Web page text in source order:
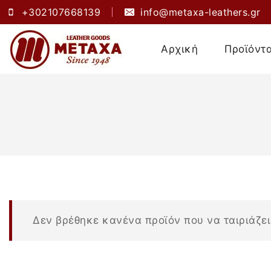
+302107668139 info@metaxa-leathers.gr
Αρχική
Δεν βρέθηκε κανένα προϊόν που να